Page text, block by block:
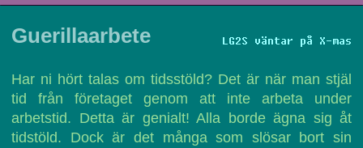
LG2S väntar på X-mas
Guerillaarbete
Har ni hört talas om tidsstöld? Det är när man stjäl
tid från företaget genom att inte arbeta under
arbetstid. Detta är genialt! Alla borde ägna sig åt
tidstöld. Dock är det många som slösar bort sin